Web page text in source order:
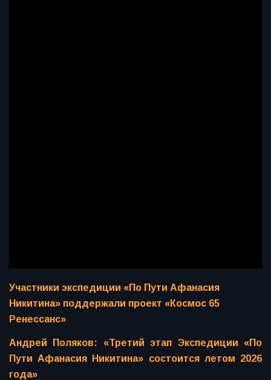
Участники экспедиции «По Пути Афанасия
Никитина» поддержали проект «Космос 65
Ренессанс»
Андрей Поляков: «Третий этап Экспедиции «По
Пути Афанасия Никитина» состоится летом 2026
года»